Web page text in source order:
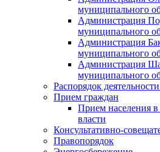
муниципального
Администрация
муниципального
Администрация
муниципального
Администрация
муниципального
Распорядок
Прием граждан
Прием населения в
власти
Консультативно-
Правопорядок